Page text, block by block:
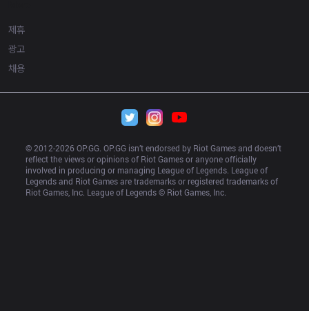
제휴
광고
채용
© 2012-2026 OP.GG. OP.GG isn’t endorsed by Riot Games and doesn’t
reflect the views or opinions of Riot Games or anyone officially
involved in producing or managing League of Legends. League of
Legends and Riot Games are trademarks or registered trademarks of
Riot Games, Inc. League of Legends © Riot Games, Inc.